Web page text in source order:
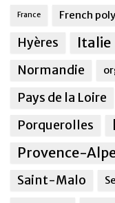
France French
Hyères Italie
Normandie
Pays de la Loire
Porquerolles
Provence-
Saint-Malo